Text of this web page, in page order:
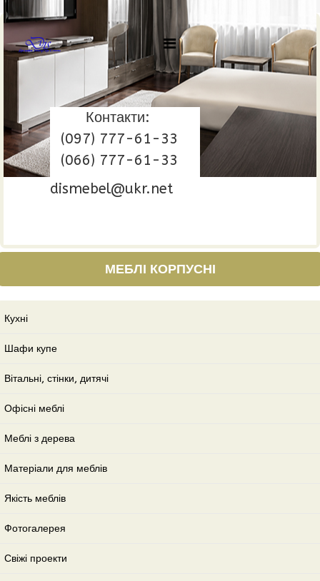
Контакти:
(097) 777-61-33
(066) 777-61-33
dismebel@ukr.net
МЕБЛІ КОРПУСНІ
Кухні
Шафи купе
Вітальні, стінки, дитячі
Офісні меблі
Меблі з дерева
Матеріали для меблів
Якість меблів
Фотогалерея
Свіжі проекти